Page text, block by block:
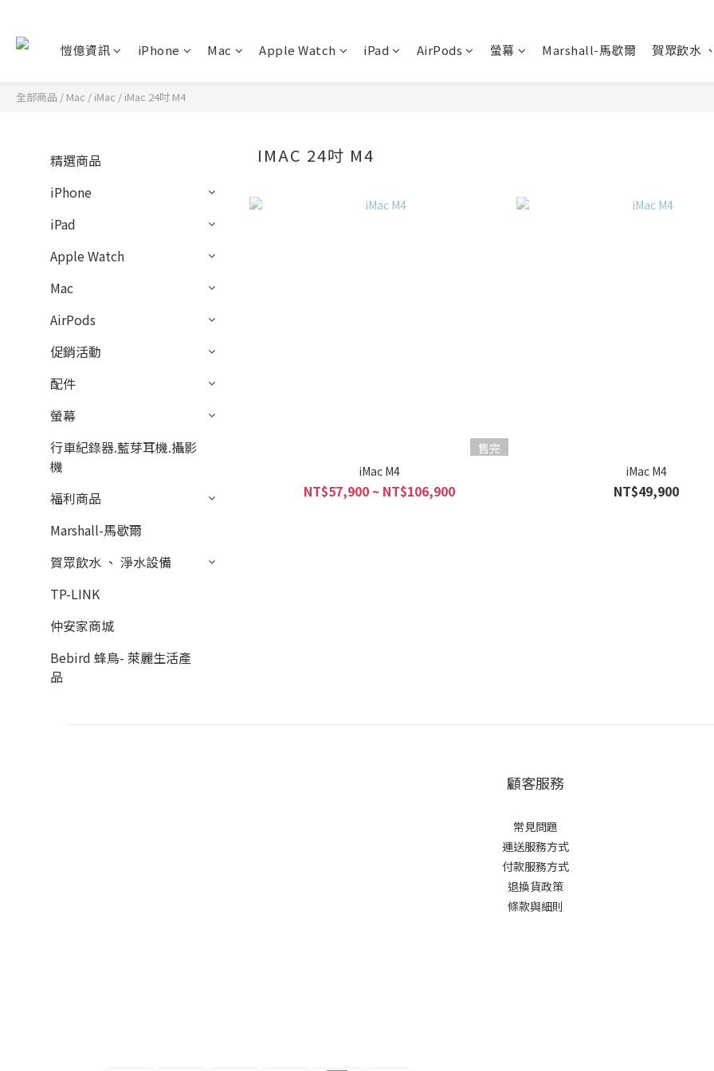
愷億資訊 iPhone Mac Apple Watch iPad AirPods 螢幕 Marshall-馬歇爾 賀眾飲水
全部商品 / Mac / iMac / iMac 24吋 M4
精選商品
iPhone
iPad
Apple Watch
Mac
AirPods
促銷活動
配件
螢幕
行車紀錄器.藍芽耳機.攝影
機
福利商品
Marshall-馬歇爾
賀眾飲水 、 淨水設備
TP-LINK
仲安家商城
Bebird 蜂鳥- 萊麗生活產
品
IMAC 24吋 M4
售完
iMac M4
NT$57,900 ~ NT$106,900
iMac M4
NT$49,900
顧客服務
常見問題
運送服務方式
付款服務方式
退換貨政策
條款與細則